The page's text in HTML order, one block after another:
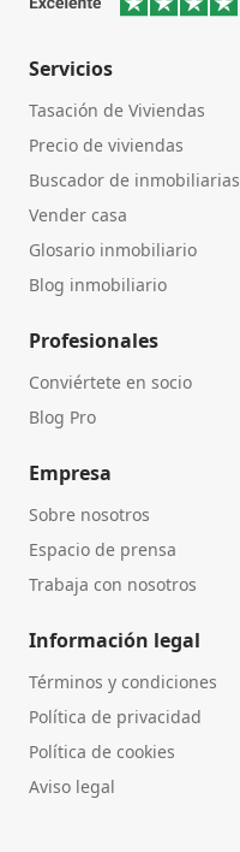
Servicios
Tasación de Viviendas
Precio de viviendas
Buscador de inmobiliarias
Vender casa
Glosario inmobiliario
Blog inmobiliario
Profesionales
Conviértete en socio
Blog Pro
Empresa
Sobre nosotros
Espacio de prensa
Trabaja con nosotros
Información legal
Términos y condiciones
Política de privacidad
Política de cookies
Aviso legal